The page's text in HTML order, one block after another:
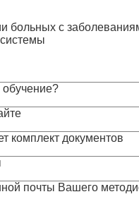
больных с
обучение?
комплект документов
почты Вашего